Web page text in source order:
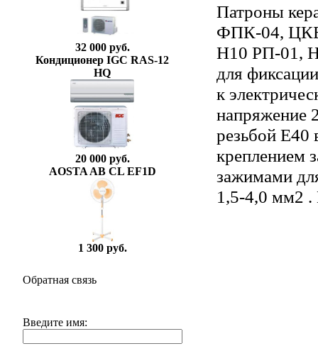
32 000 руб.
Кондиционер IGC RAS-12
HQ
20 000 руб.
AOSTA AB CL EF1D
1 300 руб.
Обратная связь
Введите имя:
Патроны
ФПК-04,
Н10 РП-01,
для
к
напряжение
резьбой Е40
креплением
зажимами
1,5-4,0 мм2